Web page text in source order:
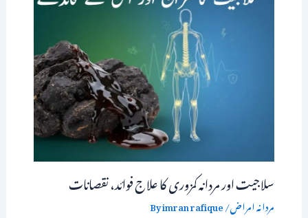
سلاجیت اور مردانہ کمزوری کا علاج فوائد، نقصانات
مردانہ امراض/ By
imran rafique